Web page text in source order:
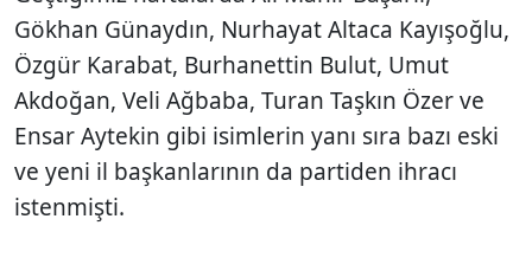
Gökhan Günaydın, Nurhayat Altaca Kayışoğlu,
Özgür Karabat, Burhanettin Bulut, Umut
Akdoğan, Veli Ağbaba, Turan Taşkın Özer ve
Ensar Aytekin gibi isimlerin yanı sıra bazı eski
ve yeni il başkanlarının da partiden ihracı
istenmişti.